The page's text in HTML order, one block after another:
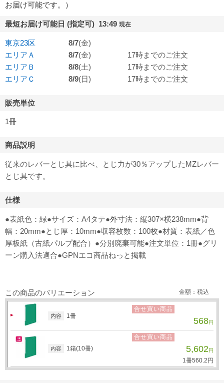
お届け可能です。）
最短お届け可能日 (指定可) 13:49 現在
東京23区 8/7(金)
エリアＡ
8/7(金)
17時までのご注文
エリアＢ
8/8(土)
17時までのご注文
エリアＣ
8/9(日) 17時までのご注文
販売単位
1冊
商品説明
従来のレバーとじ具に比べ、とじ力が30％アップしたMZレバー
とじ具です。
仕様
●表紙色：緑●サイズ：A4タテ●外寸法：縦307×横238mm●背
幅：20mm●とじ厚：10mm●収容枚数：100枚●材質：表紙／色
厚板紙（古紙パルプ配合）●分別廃棄可能●注文単位：1冊●グリ
ーン購入法適合●GPNエコ商品ねっと掲載
この商品のバリエーション 金額：税込
内容 1冊
合せ買い商品
568円
内容 1箱(10冊)
合せ買い商品
5,602円
1冊560.2 円